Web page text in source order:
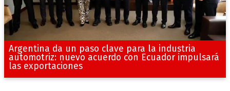
Argentina da un paso clave para la industria
automotriz: nuevo acuerdo con Ecuador impulsará
las exportaciones